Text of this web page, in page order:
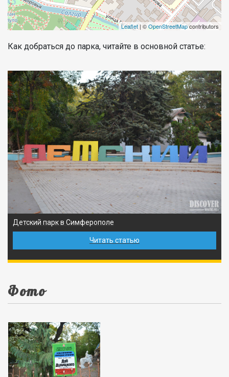
Leaflet | ©OpenStreetMapcontributors
Как добраться до парка, читайте в основной статье:
Детский парк в Симферополе
Читать статью
Фото